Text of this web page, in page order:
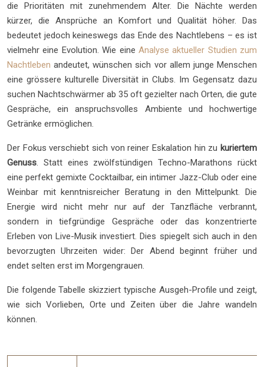
die Prioritäten mit zunehmendem Alter. Die Nächte werden
kürzer, die Ansprüche an Komfort und Qualität höher. Das
bedeutet jedoch keineswegs das Ende des Nachtlebens – es ist
vielmehr eine Evolution. Wie eine Analyse aktueller Studien zum
Nachtleben andeutet, wünschen sich vor allem junge Menschen
eine grössere kulturelle Diversität in Clubs. Im Gegensatz dazu
suchen Nachtschwärmer ab 35 oft gezielter nach Orten, die gute
Gespräche, ein anspruchsvolles Ambiente und hochwertige
Getränke ermöglichen.
Der Fokus verschiebt sich von reiner Eskalation hin zu kuriertem
Genuss. Statt eines zwölfstündigen Techno-Marathons rückt
eine perfekt gemixte Cocktailbar, ein intimer Jazz-Club oder eine
Weinbar mit kenntnisreicher Beratung in den Mittelpunkt. Die
Energie wird nicht mehr nur auf der Tanzfläche verbrannt,
sondern in tiefgründige Gespräche oder das konzentrierte
Erleben von Live-Musik investiert. Dies spiegelt sich auch in den
bevorzugten Uhrzeiten wider: Der Abend beginnt früher und
endet selten erst im Morgengrauen.
Die folgende Tabelle skizziert typische Ausgeh-Profile und zeigt,
wie sich Vorlieben, Orte und Zeiten über die Jahre wandeln
können.